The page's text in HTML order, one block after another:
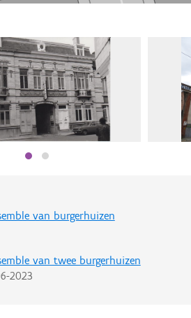
van burgerhuizen
van twee burgerhuizen
2023